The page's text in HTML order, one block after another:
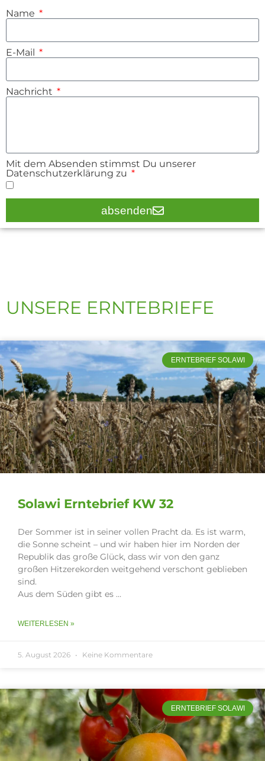
Name
E-Mail
Nachricht
Mit dem Absenden stimmst Du unserer
Datenschutzerklärung zu
absenden
UNSERE ERNTEBRIEFE
ERNTEBRIEF SOLAWI
Solawi Erntebrief KW 32
Der Sommer ist in seiner vollen Pracht da. Es ist warm,
die Sonne scheint – und wir haben hier im Norden der
Republik das große Glück, dass wir von den ganz
großen Hitzerekorden weitgehend verschont geblieben
sind.
Aus dem Süden gibt es …
WEITERLESEN »
5. August 2026 Keine Kommentare
ERNTEBRIEF SOLAWI